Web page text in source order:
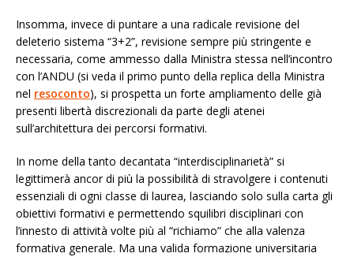
Insomma, invece di puntare a una radicale revisione del
deleterio sistema “3+2”, revisione sempre più stringente e
necessaria, come ammesso dalla Ministra stessa nell’incontro
con l’ANDU (si veda il primo punto della replica della Ministra
nel resoconto), si prospetta un forte ampliamento delle già
presenti libertà discrezionali da parte degli atenei
sull’architettura dei percorsi formativi.
In nome della tanto decantata “interdisciplinarietà” si
legittimerà ancor di più la possibilità di stravolgere i contenuti
essenziali di ogni classe di laurea, lasciando solo sulla carta gli
obiettivi formativi e permettendo squilibri disciplinari con
l’innesto di attività volte più al “richiamo” che alla valenza
formativa generale. Ma una valida formazione universitaria